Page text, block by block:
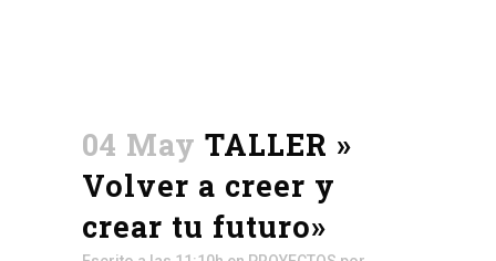
04 May TALLER »
Volver a creer y
crear tu futuro»